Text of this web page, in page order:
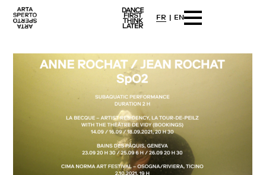
FR EN
un contexte, une œuvre